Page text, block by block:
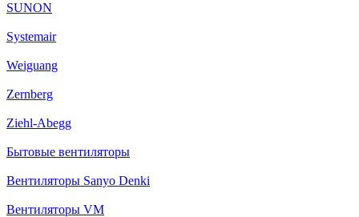
SUNON
Systemair
Weiguang
Zernberg
Ziehl-Abegg
Бытовые вентиляторы
Вентиляторы Sanyo Denki
Вентиляторы VM